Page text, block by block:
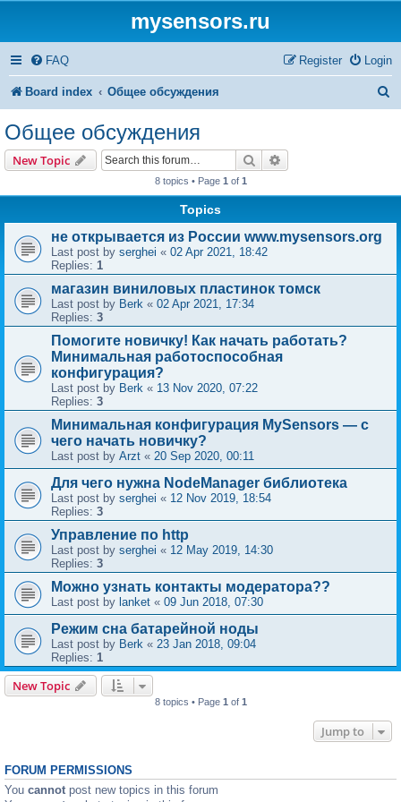
mysensors.ru
FAQ Login
Register
Board index Общее обсуждения
c
h
Общее обсуждения
New Topic Search
8 topics • Page 1 of 1
Topics
не открывается из России www.mysensors.org
Last post by serghei « 02 Apr 2021, 18:42
Replies: 1
магазин виниловых пластинок томск
Last post by Berk « 02 Apr 2021, 17:34
Replies: 3
Помогите новичку! Как начать работать?
Минимальная работоспособная
конфигурация?
Last post by Berk « 13 Nov 2020, 07:22
Replies: 3
Минимальная конфигурация MySensors — с
чего начать новичку?
Last post by Arzt « 20 Sep 2020, 00:11
Для чего нужна NodeManager библиотека
Last post by serghei « 12 Nov 2019, 18:54
Replies: 3
Управление по http
Last post by serghei « 12 May 2019, 14:30
Replies: 3
Можно узнать контакты модератора??
Last post by lanket « 09 Jun 2018, 07:30
Режим сна батарейной ноды
Last post by Berk « 23 Jan 2018, 09:04
Replies: 1
New Topic
8 topics • Page 1 of 1
Jump to
FORUM PERMISSIONS
You cannot post new topics in this forum